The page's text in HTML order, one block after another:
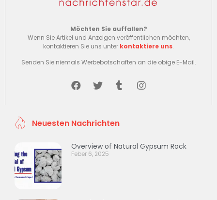
Möchten Sie auffallen?
Wenn Sie Artikel und Anzeigen veröffentlichen möchten,
kontaktieren Sie uns unter kontaktiere uns.
Senden Sie niemals Werbebotschaften an die obige E-Mail.
Neuesten Nachrichten
Overview of Natural Gypsum Rock
Feber 6, 2025